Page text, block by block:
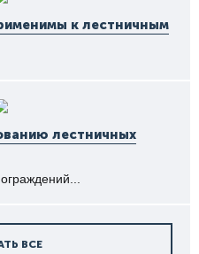
к лестничным
лестничных
ВСЕ